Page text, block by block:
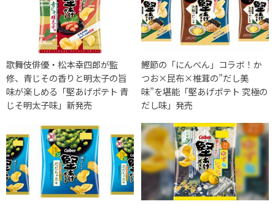
歌舞伎俳優・松本幸四郎が監
修、青じその香りと明太子の旨
味が楽しめる「堅あげポテト 青
じそ明太子味」新発売
鰹節の「にんべん」コラボ！か
つお×昆布×椎茸の”だし美
味”を堪能「堅あげポテト 究極の
だし味」発売